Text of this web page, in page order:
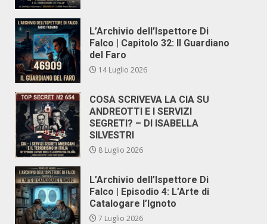
L’Archivio dell’Ispettore Di
Falco | Capitolo 32: Il Guardiano
del Faro
14 Luglio 2026
COSA SCRIVEVA LA CIA SU
ANDREOTTI E I SERVIZI
SEGRETI? – DI ISABELLA
SILVESTRI
8 Luglio 2026
L’Archivio dell’Ispettore Di
Falco | Episodio 4: L’Arte di
Catalogare l’Ignoto
7 Luglio 2026